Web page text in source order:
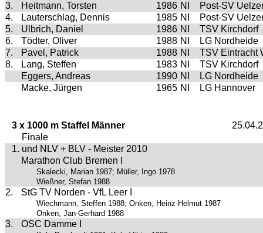
3.
Heitmann, Torsten 1986 NI
Post-SV
4.
Lauterschlag, Dennis 1985 NI
Post-SV
5.
Ulbrich, Daniel 1986 NI
TSV Kirchdorf
6.
Tödter, Oliver 1988 NI
LG Nordheide
7.
Pavel, Patrick 1988 NI
TSV Eintracht
8.
Lang, Steffen 1983 NI
TSV Kirchdorf
Eggers, Andreas
1990 NI
LG Nordheide
Macke, Jürgen
1965 NI LG Hannover
3 x 1000 m Staffel Männer
Finale
1. und NLV + BLV - Meister 2010
Marathon Club Bremen I
Skalecki, Marian 1987; Müller, Ingo 1978
Wießner, Stefan 1988
2. StG TV Norden - VfL Leer I
Wiechmann, Steffen 1988; Onken, Heinz-Helmut 1987
Onken, Jan-Gerhard 1988
3. OSC Damme I